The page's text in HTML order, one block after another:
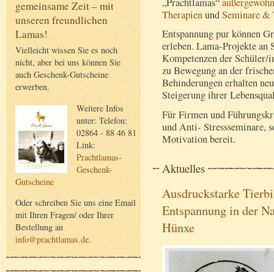
gemeinsame Zeit – mit
unseren freundlichen
Lamas!
Vielleicht wissen Sie es noch
nicht, aber bei uns können Sie
auch Geschenk-Gutscheine
erwerben.
Weitere Infos
unter: Telefon:
02864 - 88 46 81
Link:
Prachtlamas-
Geschenk-
Gutscheine
Oder schreiben Sie uns eine Email
mit Ihren Fragen/ oder Ihrer
Bestellung an
info@prachtlamas.de.
TherapienundSeminare &
Entspannung pur können
erleben. Lama-Projekte an
Kompetenzen der Schüler/
zu Bewegung an der
Behinderungen erhalten
Steigerung ihrer
Für Firmen und
und Anti- Stressseminare,
Motivation bereit.
Aktuelles
Ausdruckstarke
Entspannung in der
Hünxe